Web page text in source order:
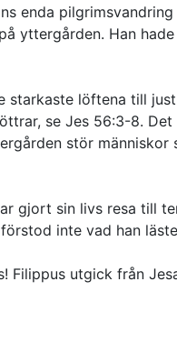
enda
yttergården. Han
löftena till
se Jes 56:3-8. Det
stör
gjort sin livs resa till
inte vad han
Filippus utgick från